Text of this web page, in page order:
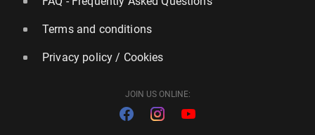
Terms and conditions
Privacy policy / Cookies
JOIN US ONLINE: